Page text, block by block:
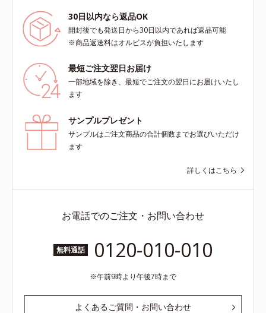
30日以内なら返品OK
開封後でも発送日から30日以内であれば返品可能
※商品返送料はオルビスが負担いたします
最短ご注文翌日お届け
一部地域を除き、最短でご注文の翌日にお届けいたし
ます
サンプルプレゼント
サンプルはご注文商品の合計個数までお選びいただけ
ます
詳しくはこちら
お電話でのご注文・お問い合わせ
無料通話 0120-010-010
午前9時より午後7時まで
よくあるご質問・お問い合わせ